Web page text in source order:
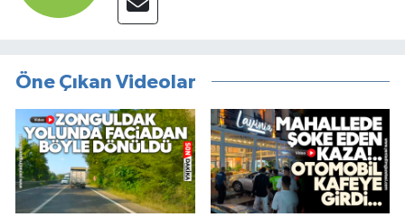
Öne Çıkan Videolar